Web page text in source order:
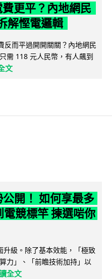
更平？內地網民
解慳電邏輯
反而平過開開關關？內地網民
需 118 元人民幣，有人飆到
文
開！ 如何享最多
競標竿 揀選啱你
級。除了基本效能，「極致
力」、「前瞻技術加持」以
全文